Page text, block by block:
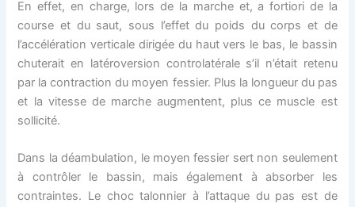
En effet, en charge, lors de la marche et, a fortiori de la
course et du saut, sous l’effet du poids du corps et de
l’accélération verticale dirigée du haut vers le bas, le bassin
chuterait en latéroversion controlatérale s’il n’était retenu
par la contraction du moyen fessier. Plus la longueur du pas
et la vitesse de marche augmentent, plus ce muscle est
sollicité.
Dans la déambulation, le moyen fessier sert non seulement
à contrôler le bassin, mais également à absorber les
contraintes. Le choc talonnier à l’attaque du pas est de